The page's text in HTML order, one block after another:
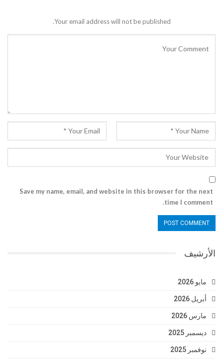
Your email address will not be published.
Save my name, email, and website in this browser for the next
time I comment.
الأرشيف
مايو 2026
أبريل 2026
مارس 2026
ديسمبر 2025
نوفمبر 2025